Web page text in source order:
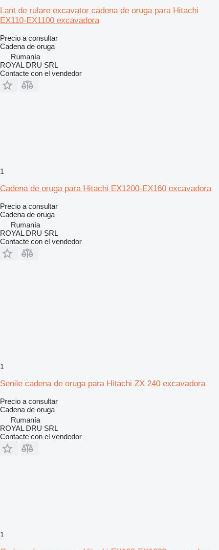
Lant de rulare excavator cadena de oruga para Hitachi
EX110-EX1100 excavadora
Precio a consultar
Cadena de oruga
Rumanía
ROYAL DRU SRL
Contacte con el vendedor
1
Cadena de oruga para Hitachi EX1200-EX160 excavadora
Precio a consultar
Cadena de oruga
Rumanía
ROYAL DRU SRL
Contacte con el vendedor
1
Senile cadena de oruga para Hitachi ZX 240 excavadora
Precio a consultar
Cadena de oruga
Rumanía
ROYAL DRU SRL
Contacte con el vendedor
1